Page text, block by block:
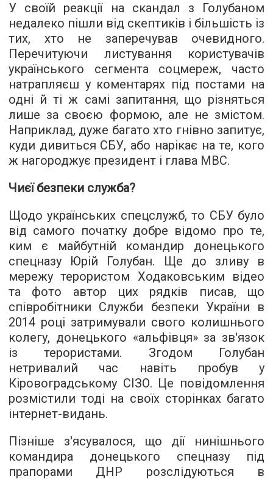
У своїй реакції на скандал з Голубаном
недалеко пішли від скептиків і більшість із
тих, хто не заперечував очевидного.
Перечитуючи листування користувачів
українського сегмента соцмереж, часто
натрапляєш у коментарях під постами на
одні й ті ж самі запитання, що різняться
лише за своєю формою, але не змістом.
Наприклад, дуже багато хто гнівно запитує,
куди дивиться СБУ, або нарікає на те, кого
ж нагороджує президент і глава МВС.
Чиєї безпеки служба?
Щодо українських спецслужб, то СБУ було
від самого початку добре відомо про те,
ким є майбутній командир донецького
спецназу Юрій Голубан. Ще до зливу в
мережу терористом Ходаковським відео
та фото автор цих рядків писав, що
співробітники Служби безпеки України в
2014 році затримували свого колишнього
колегу, донецького «альфівця» за зв'язок
із терористами. Згодом Голубан
нетривалий час навіть пробув у
Кіровоградському СІЗО. Це повідомлення
розмістили тоді на своїх сторінках багато
інтернет-видань.
Пізніше з'ясувалося, що дії нинішнього
командира донецького спецназу під
прапорами ДНР розслідуються в